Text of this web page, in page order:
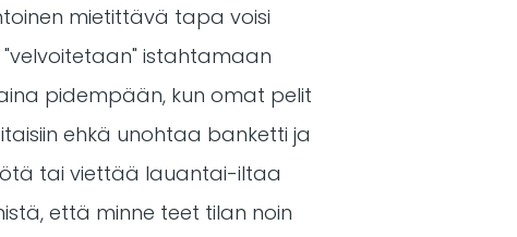
mietittävä tapa voisi
"velvoitetaan" istahtamaan
pidempään, kun omat pelit
ehkä unohtaa banketti ja
tai viettää lauantai-iltaa
että minne teet tilan noin